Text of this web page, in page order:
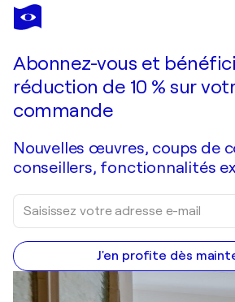
RUSLANA LEVANDOVSKA
Evening in New York
Abonnez-vous et
réduction de 10 % sur
commande
Nouvelles œuvres, coups de
conseillers, fonctionnalités
J'en profite dès